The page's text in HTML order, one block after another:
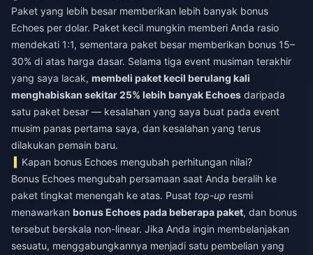
Paket yang lebih besar memberikan lebih banyak bonus
Echoes per dolar. Paket kecil mungkin memberi Anda rasio
mendekati 1:1, sementara paket besar memberikan bonus 15–
30% di atas harga dasar. Selama tiga event musiman terakhir
yang saya lacak, membeli paket kecil berulang kali
menghabiskan sekitar 25% lebih banyak Echoes daripada
satu paket besar — kesalahan yang saya buat pada event
musim panas pertama saya, dan kesalahan yang terus
dilakukan pemain baru.
Kapan bonus Echoes mengubah perhitungan nilai?
Bonus Echoes mengubah persamaan saat Anda beralih ke
paket tingkat menengah ke atas. Pusat top-up resmi
menawarkan bonus Echoes pada beberapa paket, dan bonus
tersebut berskala non-linear. Jika Anda ingin membelanjakan
sesuatu, menggabungkannya menjadi satu pembelian yang